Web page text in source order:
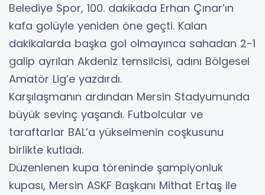
Belediye Spor, 100. dakikada Erhan Çınar’ın
kafa golüyle yeniden öne geçti. Kalan
dakikalarda başka gol olmayınca sahadan 2-1
galip ayrılan Akdeniz temsilcisi, adını Bölgesel
Amatör Lig’e yazdırdı.
Karşılaşmanın ardından Mersin Stadyumunda
büyük sevinç yaşandı. Futbolcular ve
taraftarlar BAL’a yükselmenin coşkusunu
birlikte kutladı.
Düzenlenen kupa töreninde şampiyonluk
kupası, Mersin ASKF Başkanı Mithat Ertaş ile